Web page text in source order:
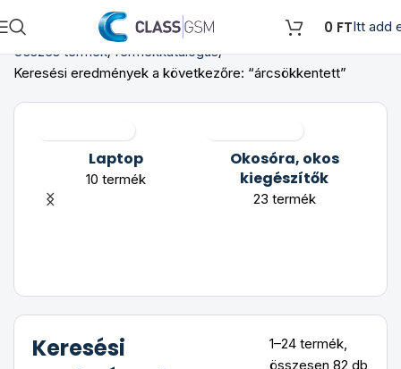
0 FTItt add
Összes termék Termékkatalógus
Keresési eredmények a következőre: “árcsökkentett”
Laptop
10 termék
Okosóra, okos
kiegészítők
23 termék
Keresési
1–24 termék,
összesen 82 db